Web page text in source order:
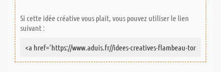
Si cette idée créative vous plait, vous pouvez utiliser le lien
suivant :